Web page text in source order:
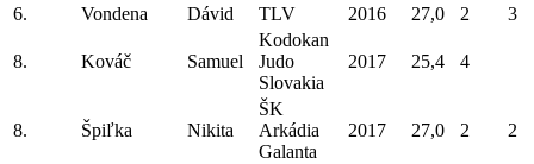
6. Vondena Dávid TLV 2016 27,0 2 3
8. Kováč Samuel
Kodokan
Judo
Slovakia
2017 25,4 4
8. Špiľka Nikita
ŠK
Arkádia
Galanta
2017 27,0 2 2